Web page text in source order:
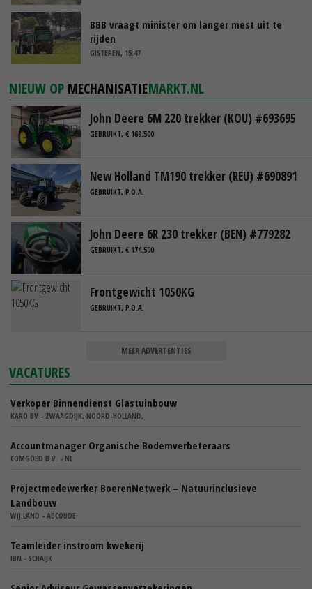
BBB vraagt minister om langer mest uit te
rijden
GISTEREN, 15:47
NIEUW OP MECHANISATIEMARKT.NL
John Deere 6M 220 trekker (KOU) #693695
GEBRUIKT, € 169.500
New Holland TM190 trekker (REU) #690891
GEBRUIKT, P.O.A.
John Deere 6R 230 trekker (BEN) #779282
GEBRUIKT, € 174.500
Frontgewicht 1050KG
GEBRUIKT, P.O.A.
MEER ADVERTENTIES
VACATURES
Verkoper Binnendienst Glastuinbouw
KARO BV - ZWAAGDIJK, NOORD-HOLLAND,
Accountmanager Organische Bodemverbeteraars
COMGOED B.V. - NL
Projectmedewerker BoerenNetwerk – Natuurinclusieve
Landbouw
WIJ.LAND - ABCOUDE
Teamleider instroom kwekerij
IBN - SCHAIJK